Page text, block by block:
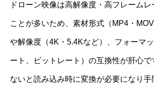
ドローン映像は高解像度・高フレーム
ことが多いため、素材形式（MP4・MOV
や解像度（4K・5.4Kなど）、フォーマ
ート、ビットレート）の互換性が肝心で
ないと読み込み時に変換が必要になり